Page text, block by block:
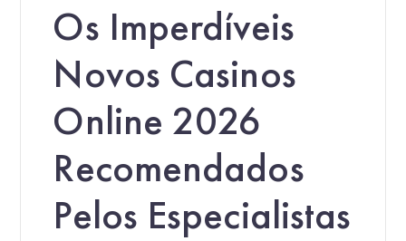
Os Imperdíveis
Novos Casinos
Online 2026
Recomendados
Pelos Especialistas